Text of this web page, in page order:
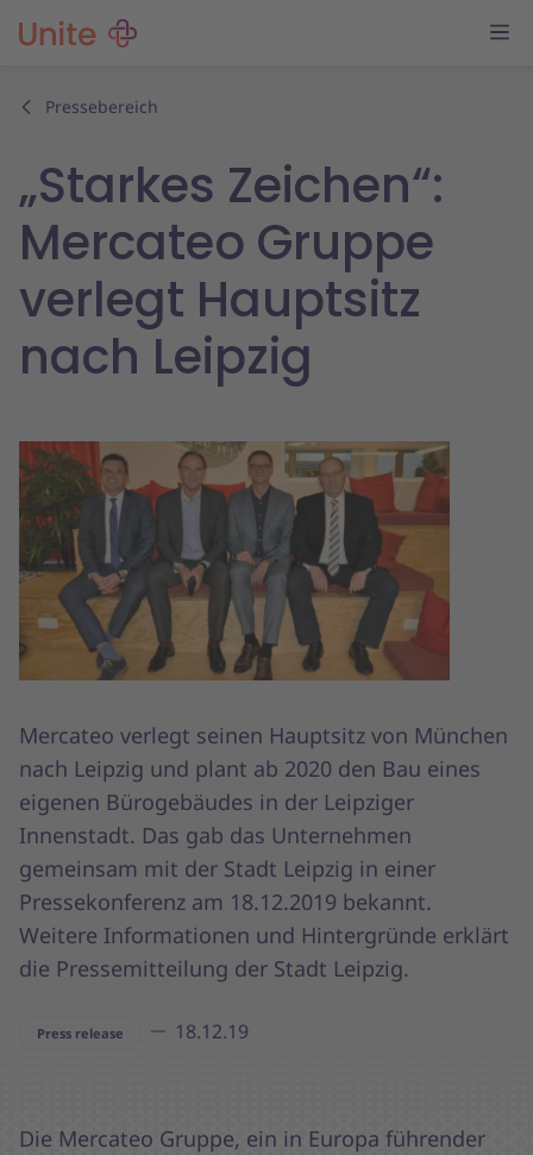
Pressebereich
„Starkes Zeichen“:
Mercateo Gruppe
verlegt Hauptsitz
nach Leipzig
Mercateo verlegt seinen Hauptsitz von München
nach Leipzig und plant ab 2020 den Bau eines
eigenen Bürogebäudes in der Leipziger
Innenstadt. Das gab das Unternehmen
gemeinsam mit der Stadt Leipzig in einer
Pressekonferenz am 18.12.2019 bekannt.
Weitere Informationen und Hintergründe erklärt
die Pressemitteilung der Stadt Leipzig.
Press release 18.12.19
Die Mercateo Gruppe, ein in Europa führender